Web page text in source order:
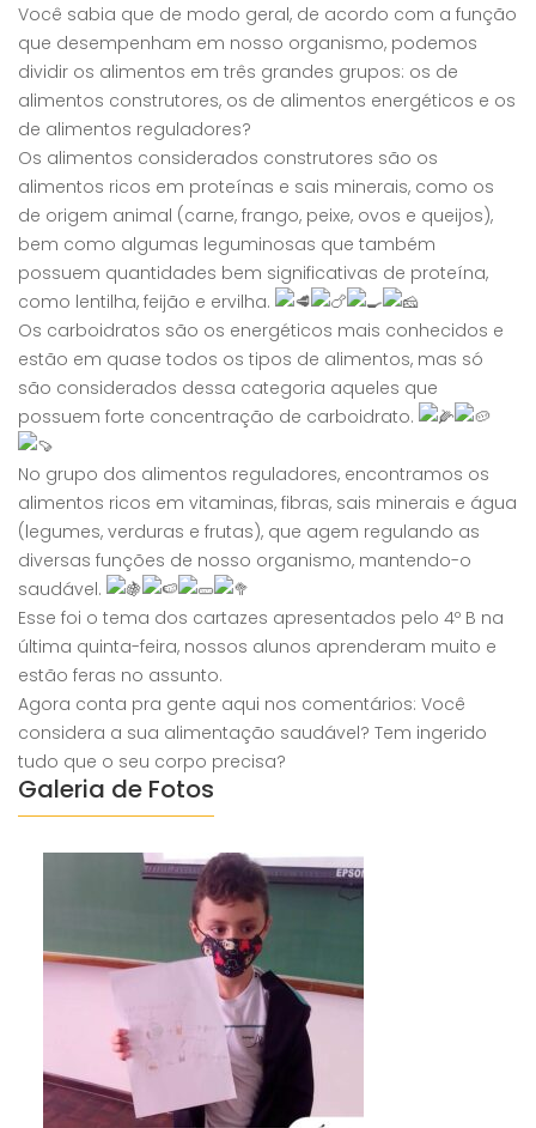
Você sabia que de modo geral, de acordo com a função
que desempenham em nosso organismo, podemos
dividir os alimentos em três grandes grupos: os de
alimentos construtores, os de alimentos energéticos e os
de alimentos reguladores?
Os alimentos considerados construtores são os
alimentos ricos em proteínas e sais minerais, como os
de origem animal (carne, frango, peixe, ovos e queijos),
bem como algumas leguminosas que também
possuem quantidades bem significativas de proteína,
como lentilha, feijão e ervilha.
Os carboidratos são os energéticos mais conhecidos e
estão em quase todos os tipos de alimentos, mas só
são considerados dessa categoria aqueles que
possuem forte concentração de carboidrato.
No grupo dos alimentos reguladores, encontramos os
alimentos ricos em vitaminas, fibras, sais minerais e água
(legumes, verduras e frutas), que agem regulando as
diversas funções de nosso organismo, mantendo-o
saudável.
Esse foi o tema dos cartazes apresentados pelo 4º B na
última quinta-feira, nossos alunos aprenderam muito e
estão feras no assunto.
Agora conta pra gente aqui nos comentários: Você
considera a sua alimentação saudável? Tem ingerido
tudo que o seu corpo precisa?
Galeria de Fotos